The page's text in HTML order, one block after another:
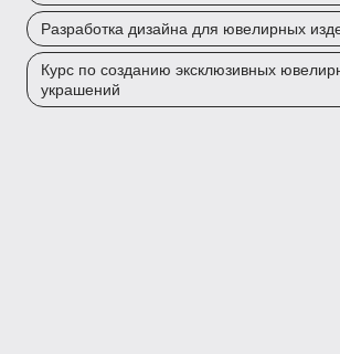
Разработка дизайна для ювелирных
Курс по созданию эксклюзивных
украшений